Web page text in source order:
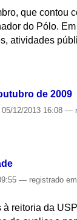
que contou
do Pólo.
atividades
de 2009
05/12/2013 16:08—
— registrado
reitoria da